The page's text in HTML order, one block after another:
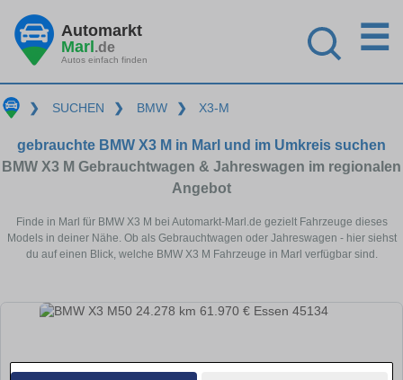
Automarkt
Marl.de
Autos einfach finden
☰
❯ SUCHEN ❯ BMW ❯ X3-M
gebrauchte BMW X3 M in Marl und im Umkreis suchen
BMW X3 M Gebrauchtwagen & Jahreswagen im regionalen
Angebot
Finde in Marl für BMW X3 M bei Automarkt-Marl.de gezielt Fahrzeuge dieses
Models in deiner Nähe. Ob als Gebrauchtwagen oder Jahreswagen - hier siehst
du auf einen Blick, welche BMW X3 M Fahrzeuge in Marl verfügbar sind.